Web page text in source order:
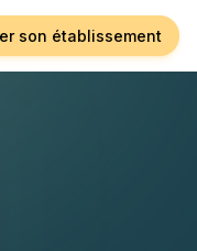
son établissement